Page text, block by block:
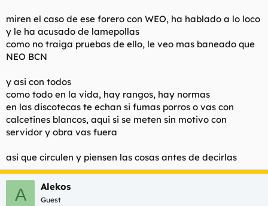
miren el caso de ese forero con WEO, ha hablado a lo loco
y le ha acusado de lamepollas
como no traiga pruebas de ello, le veo mas baneado que
NEO BCN
y asi con todos
como todo en la vida, hay rangos, hay normas
en las discotecas te echan si fumas porros o vas con
calcetines blancos, aqui si se meten sin motivo con
servidor y obra vas fuera
asi que circulen y piensen las cosas antes de decirlas
A Alekos
Guest